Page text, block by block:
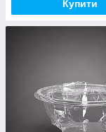
Купити